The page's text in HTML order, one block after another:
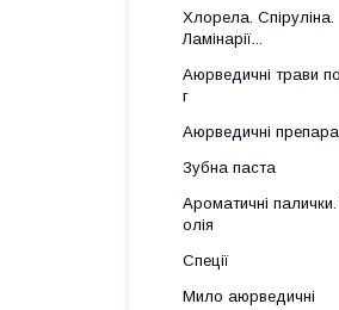
Хлорела. Спіруліна.
Ламінарії...
Аюрведичні трави
г
Аюрведичні
Зубна паста
Ароматичні
олія
Спеції
Мило аюрведичні